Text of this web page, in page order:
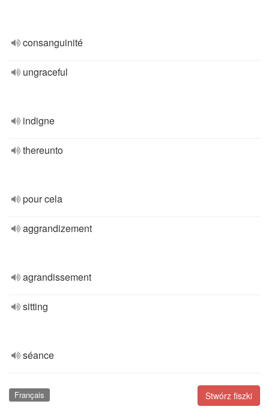
consanguinité
ungraceful
indigne
thereunto
pour cela
aggrandizement
agrandissement
sitting
séance
Stwórz fiszki
Français